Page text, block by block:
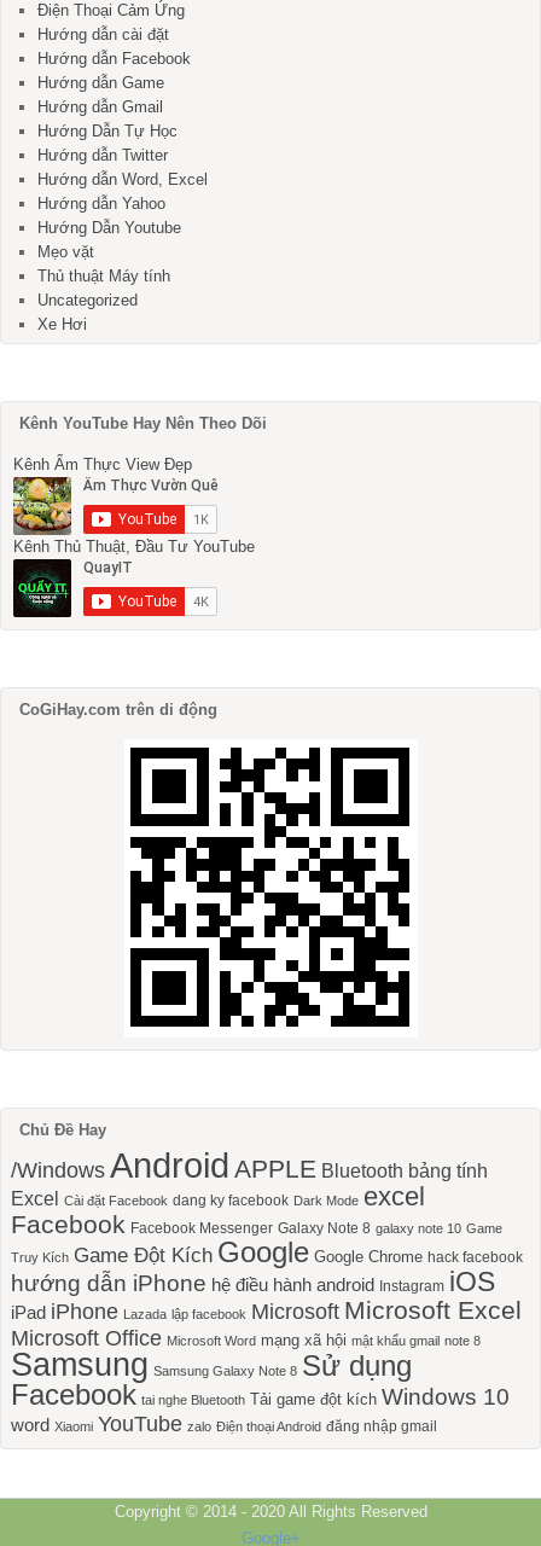
Điện Thoại Cảm Ứng
Hướng dẫn cài đặt
Hướng dẫn Facebook
Hướng dẫn Game
Hướng dẫn Gmail
Hướng Dẫn Tự Học
Hướng dẫn Twitter
Hướng dẫn Word, Excel
Hướng dẫn Yahoo
Hướng Dẫn Youtube
Mẹo vặt
Thủ thuật Máy tính
Uncategorized
Xe Hơi
Kênh YouTube Hay Nên Theo Dõi
Kênh Ẩm Thực View Đẹp
Kênh Thủ Thuật, Đầu Tư YouTube
CoGiHay.com trên di động
Chủ Đề Hay
/Windows Android APPLE Bluetooth bảng tính
Excel Cài đặt Facebook dang ky facebook Dark Mode excel
Facebook Facebook Messenger Galaxy Note 8 galaxy note 10 Game
Truy Kích Game Đột Kích Google Google Chrome hack facebook
hướng dẫn iPhone hệ điều hành android Instagram iOS
iPad iPhone Lazada lập facebook Microsoft Microsoft Excel
Microsoft Office Microsoft Word mạng xã hội mật khẩu gmail note 8
Samsung Samsung Galaxy Note 8 Sử dụng
Facebook tai nghe Bluetooth Tải game đột kích Windows 10
word Xiaomi YouTube zalo Điện thoại Android đăng nhập gmail
Copyright © 2014 - 2020 All Rights Reserved
Google+